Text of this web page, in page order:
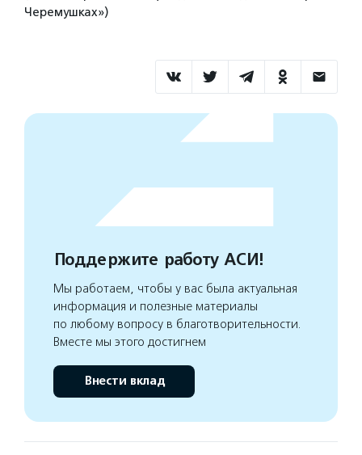
Черемушках»)
Поддержите работу АСИ!
Мы работаем, чтобы у вас была актуальная
информация и полезные материалы
по любому вопросу в благотворительности.
Вместе мы этого достигнем
Внести вклад